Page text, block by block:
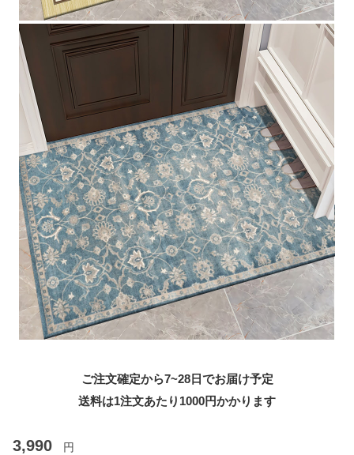
ご注文確定から7~28日でお届け予定
送料は1注文あたり 1000円かかります
3,990 円